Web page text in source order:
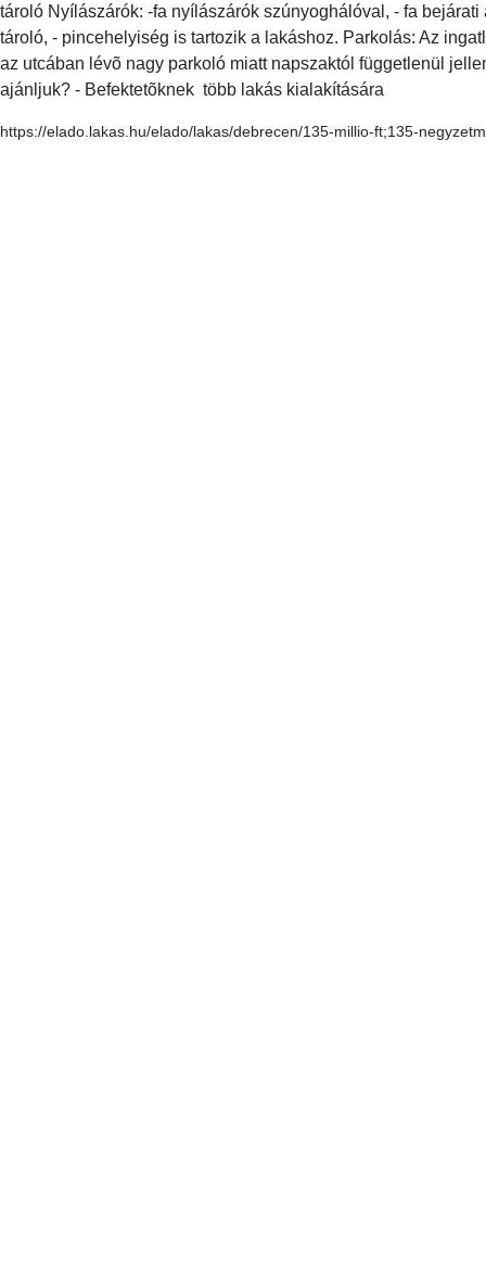
tároló Nyílászárók: -fa nyílászárók szúnyoghálóval, - fa
tároló, - pincehelyiség is tartozik a lakáshoz. Parkolás: Az
az utcában lévõ nagy parkoló miatt napszaktól függetlenül
ajánljuk? - Befektetõknek  több lakás kialakítására
https://elado.lakas.hu/elado/lakas/debrecen/135-millio-ft;135-